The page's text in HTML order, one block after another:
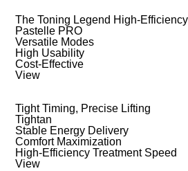
The Toning Legend High-
Pastelle PRO
Versatile Modes
High Usability
Cost-Effective
View
Tight Timing, Precise Lifting
Tightan
Stable Energy Delivery
Comfort Maximization
High-Efficiency Treatment Speed
View